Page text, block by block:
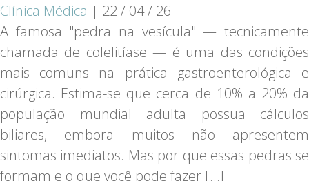
Clínica Médica | 22 / 04 / 26
A famosa "pedra na vesícula" — tecnicamente
chamada de colelitíase — é uma das condições
mais comuns na prática gastroenterológica e
cirúrgica. Estima-se que cerca de 10% a 20% da
população mundial adulta possua cálculos
biliares, embora muitos não apresentem
sintomas imediatos. Mas por que essas pedras se
formam e o que você pode fazer […]